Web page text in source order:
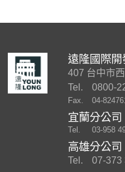
遠隆國際開
407 台中市
Tel.
0800-
Fax. 04-
宜蘭分公司
Tel. 03-958
高雄分公司
Tel. 07-373